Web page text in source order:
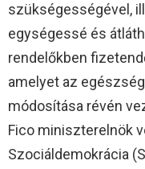
szükségességével,
egységessé és
rendelőkben
amelyet az
módosítása révén
Fico miniszterelnök
Szociáldemokrácia